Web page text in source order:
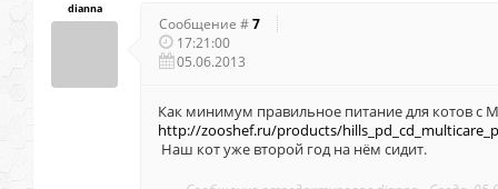
dianna
Сообщение #7
17:21:00
05.06.2013
Как минимум правильное питание для котов с
http://zooshef.ru/products/
Наш кот уже второй год на нём сидит.